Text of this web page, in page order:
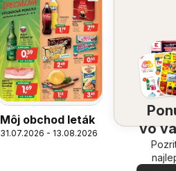
Môj obchod leták
31.07.2026 - 13.08.2026
vo